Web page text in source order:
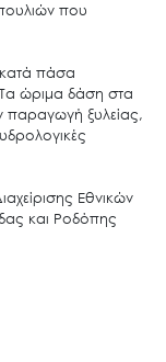
που
πάσα
Τα ώριμα δάση στα
παραγωγή ξυλείας,
Εθνικών
και Ροδόπης